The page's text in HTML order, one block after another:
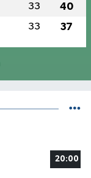
33 40
33 37
20:00